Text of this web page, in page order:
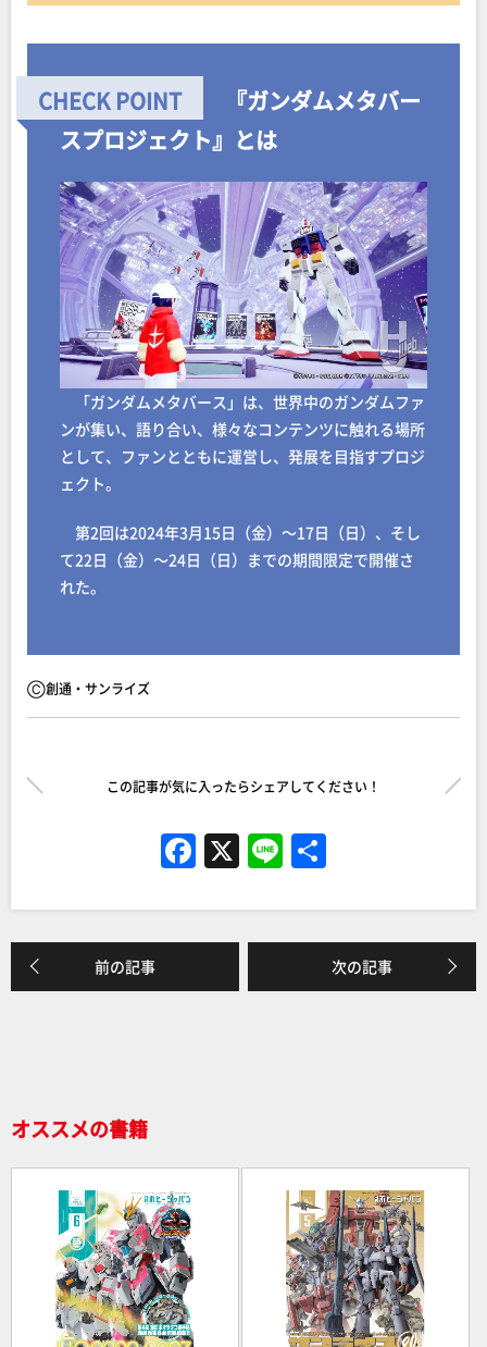
『ガンダムメタバー
スプロジェクト』 とは
「ガンダムメタバース」は、世界中のガンダムファ
ンが集い、語り合い、様々なコンテンツに触れる場所
として、ファンとともに運営し、発展を目指すプロジ
ェクト。
第2回は2024年3月15日（金）～17日（日）、そし
て22日（金）～24日（日）までの期間限定で開催さ
れた。
Ⓒ創通・サンライズ
この記事が気に入ったらシェアしてください！
F
c
e
b
X Li
e
前の記事 次の記事
オススメの書籍